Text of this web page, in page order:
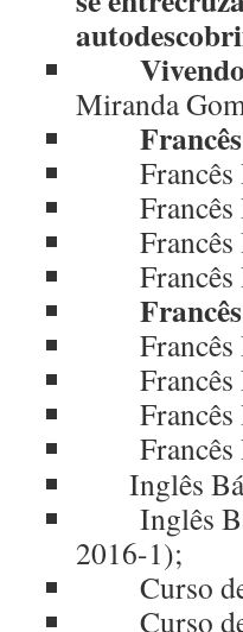
Miranda
Francês
Francês
Francês
Francês
Francês
Francês
Francês
Francês
Inglês
Inglês
2016-1);
Curso de
Curso de